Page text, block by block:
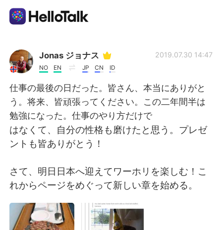
Appli d'échange linguistique
AI Grammar Checker
Français
English
繁體中文 Español
日本語 한국어
Jonas ジョナス
NO EN JP CN ID
2019.07.30 14:47
仕事の最後の日だった。皆さん、本当にありがと
う。将来、皆頑張ってください。この二年間半は
勉強になった。仕事のやり方だけで
はなくて、自分の性格も磨けたと思う。プレゼ
ントも皆ありがとう！
さて、明日日本へ迎えてワーホリを楽しむ！こ
れからページをめぐって新しい章を始める。